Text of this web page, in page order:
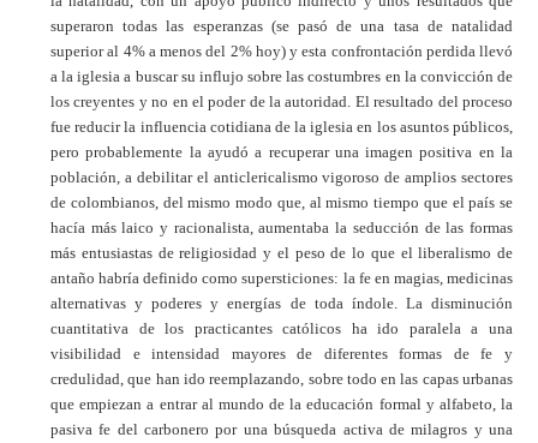
superaron todas las esperanzas (se pasó de una tasa de natalidad
superior al 4% a menos del 2% hoy) y esta confrontación perdida llevó
a la iglesia a buscar su influjo sobre las costumbres en la convicción de
los creyentes y no en el poder de la autoridad. El resultado del proceso
fue reducir la influencia cotidiana de la iglesia en los asuntos públicos,
pero probablemente la ayudó a recuperar una imagen positiva en la
población, a debilitar el anticlericalismo vigoroso de amplios sectores
de colombianos, del mismo modo que, al mismo tiempo que el país se
hacía más laico y racionalista, aumentaba la seducción de las formas
más entusiastas de religiosidad y el peso de lo que el liberalismo de
antaño habría definido como supersticiones: la fe en magias, medicinas
alternativas y poderes y energías de toda índole. La disminución
cuantitativa de los practicantes católicos ha ido paralela a una
visibilidad e intensidad mayores de diferentes formas de fe y
credulidad, que han ido reemplazando, sobre todo en las capas urbanas
que empiezan a entrar al mundo de la educación formal y alfabeto, la
pasiva fe del carbonero por una búsqueda activa de milagros y una